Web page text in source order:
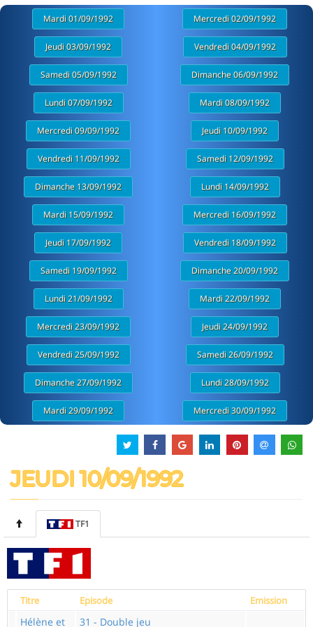
Mardi 01/09/1992 Mercredi 02/09/1992
Jeudi 03/09/1992 Vendredi 04/09/1992
Samedi 05/09/1992 Dimanche 06/09/1992
Lundi 07/09/1992 Mardi 08/09/1992
Mercredi 09/09/1992 Jeudi 10/09/1992
Vendredi 11/09/1992 Samedi 12/09/1992
Dimanche 13/09/1992 Lundi 14/09/1992
Mardi 15/09/1992 Mercredi 16/09/1992
Jeudi 17/09/1992 Vendredi 18/09/1992
Samedi 19/09/1992 Dimanche 20/09/1992
Lundi 21/09/1992 Mardi 22/09/1992
Mercredi 23/09/1992 Jeudi 24/09/1992
Vendredi 25/09/1992 Samedi 26/09/1992
Dimanche 27/09/1992 Lundi 28/09/1992
Mardi 29/09/1992 Mercredi 30/09/1992
JEUDI 10/09/1992
TF1
Titre Episode Emission
Hélène et 31 - Double jeu